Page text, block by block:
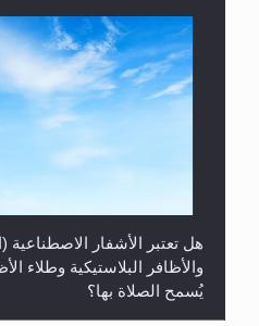
هل تعتبر الأشفار
والأظافر البلاستيكية وطلاء
يُسمح الصلاة بها؟